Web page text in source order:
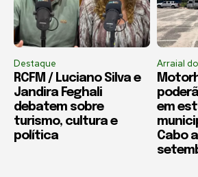
Destaque
RCFM / Luciano Silva e
Jandira Feghali
debatem sobre
turismo, cultura e
política
Arraial
em
Cabo